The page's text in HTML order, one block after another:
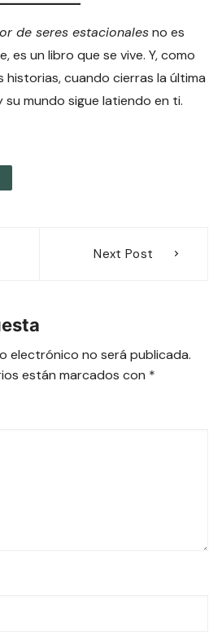
de seres estacionalesno es
es un libro que se vive. Y, como
historias, cuando cierras la última
su mundo sigue latiendo en ti.
Next Post
electrónico no será publicada.
están marcados con *